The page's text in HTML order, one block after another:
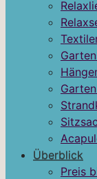
Überblick
Preis